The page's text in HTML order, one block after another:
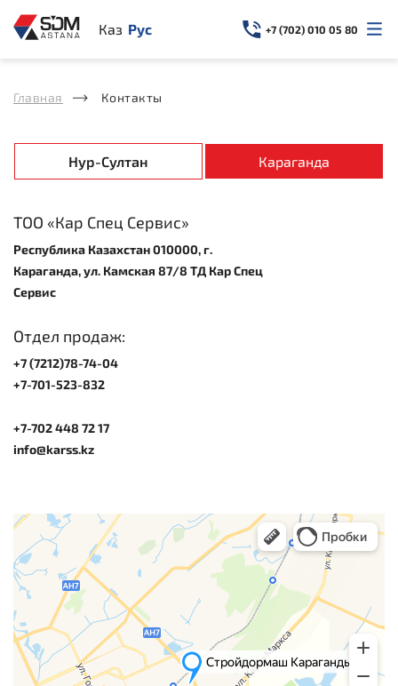
Казахский
Русский +7 (702) 010 05 80
Главная Контакты
Нур-Султан Караганда
ТОО «Кар Спец Сервис»
Республика Казахстан 010000, г.
Караганда, ул. Камская 87/8 ТД Кар Спец
Сервис
Отдел продаж:
+7 (7212)78-74-04
+7-701-523-832
+7-702 448 72 17
info@karss.kz